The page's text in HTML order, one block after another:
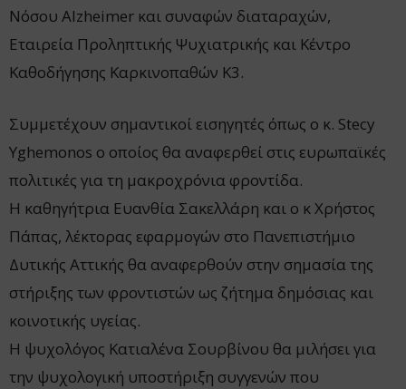
Νόσου Alzheimer και συναφών διαταραχών,
Εταιρεία Προληπτικής Ψυχιατρικής και Κέντρο
Καθοδήγησης Καρκινοπαθών Κ3.
Συμμετέχουν σημαντικοί εισηγητές όπως ο κ. Stecy
Yghemonos ο οποίος θα αναφερθεί στις ευρωπαϊκές
πολιτικές για τη μακροχρόνια φροντίδα.
Η καθηγήτρια Ευανθία Σακελλάρη και ο κ Χρήστος
Πάπας, λέκτορας εφαρμογών στο Πανεπιστήμιο
Δυτικής Αττικής θα αναφερθούν στην σημασία της
στήριξης των φροντιστών ως ζήτημα δημόσιας και
κοινοτικής υγείας.
Η ψυχολόγος Κατιαλένα Σουρβίνου θα μιλήσει για
την ψυχολογική υποστήριξη συγγενών που